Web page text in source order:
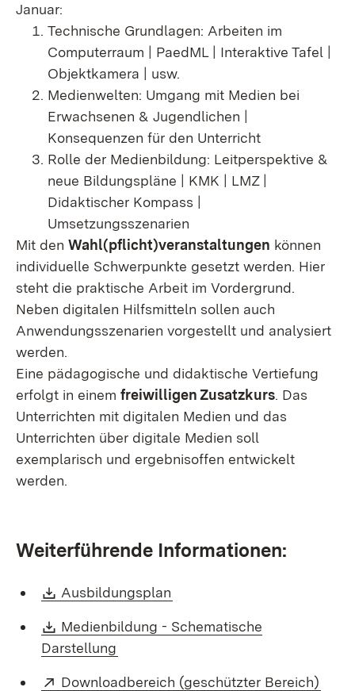
Januar:
Technische Grundlagen: Arbeiten im
Computerraum | PaedML | Interaktive Tafel |
Objektkamera | usw.
Medienwelten: Umgang mit Medien bei
Erwachsenen & Jugendlichen |
Konsequenzen für den Unterricht
Rolle der Medienbildung: Leitperspektive &
neue Bildungspläne | KMK | LMZ |
Didaktischer Kompass |
Umsetzungsszenarien
Mit den Wahl(pflicht)veranstaltungen können
individuelle Schwerpunkte gesetzt werden. Hier
steht die praktische Arbeit im Vordergrund.
Neben digitalen Hilfsmitteln sollen auch
Anwendungsszenarien vorgestellt und analysiert
werden.
Eine pädagogische und didaktische Vertiefung
erfolgt in einem freiwilligen Zusatzkurs. Das
Unterrichten mit digitalen Medien und das
Unterrichten über digitale Medien soll
exemplarisch und ergebnisoffen entwickelt
werden.
Weiterführende Informationen:
Download:
Ausbildungsplan
Download:
Medienbildung - Schematische
Darstellung
Extern:
Downloadbereich (geschützter Bereich)